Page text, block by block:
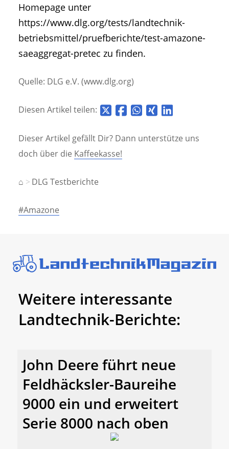
Homepage unter
https://www.dlg.org/tests/landtechnik-
betriebsmittel/pruefberichte/test-amazone-
saeaggregat-pretec zu finden.
Quelle: DLG e.V. (www.dlg.org)
Diesen Artikel teilen:
Dieser Artikel gefällt Dir? Dann unterstütze uns
doch über die Kaffeekasse!
⌂ DLG Testberichte
#Amazone
Weitere interessante
Landtechnik-Berichte:
John Deere führt neue
Feldhäcksler-Baureihe
9000 ein und erweitert
Serie 8000 nach oben